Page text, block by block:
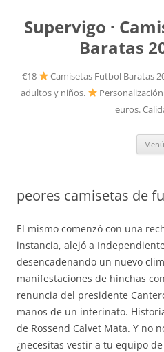
Supervigo ·
Baratas
€18
Camisetas Futbol Baratas
adultos y niños.
euros.
Menú
peores camisetas de
El mismo comenzó con una
instancia, alejó a
desencadenando un nuevo
manifestaciones de hinchas
renuncia del presidente
manos de un interinato.
de Rossend Calvet Mata. Y no
¿necesitas vestir a tu equipo